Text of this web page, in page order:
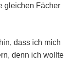
gleichen Fächer
dass ich mich
denn ich wollte